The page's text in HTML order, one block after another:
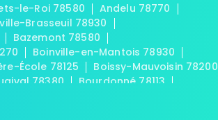
le-Roi 78580
Andelu 78770
Brasseuil 78930
Bazemont 78580
Boinville-en-Mantois 78930
École 78125
Boissy-Mauvoisin 78200
78380
Bourdonné 78113